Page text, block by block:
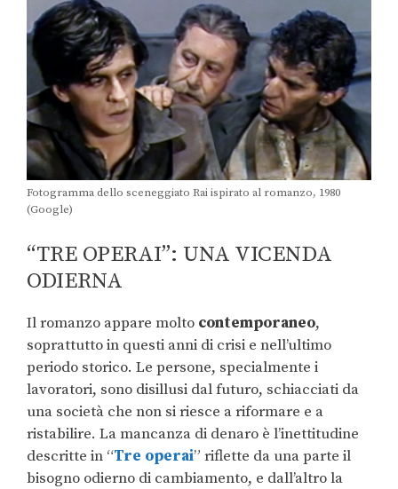
Fotogramma dello sceneggiato Rai ispirato al romanzo, 1980
(Google)
“TRE OPERAI”: UNA VICENDA
ODIERNA
Il romanzo appare molto contemporaneo,
soprattutto in questi anni di crisi e nell’ultimo
periodo storico. Le persone, specialmente i
lavoratori, sono disillusi dal futuro, schiacciati da
una società che non si riesce a riformare e a
ristabilire. La mancanza di denaro è l’inettitudine
descritte in “Tre operai” riflette da una parte il
bisogno odierno di cambiamento, e dall’altro la